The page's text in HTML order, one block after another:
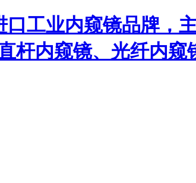
工业内窥镜品牌，
杆内窥镜、光纤内窥